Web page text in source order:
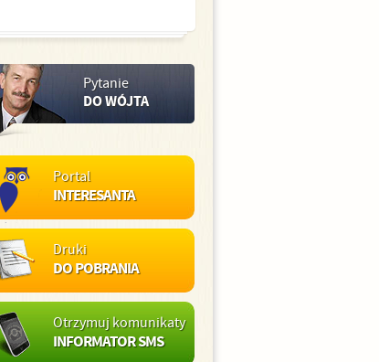
Pytanie
DO WÓJTA
Portal
INTERESANTA
Druki
DO POBRANIA
Otrzymuj komunikaty
INFORMATOR SMS